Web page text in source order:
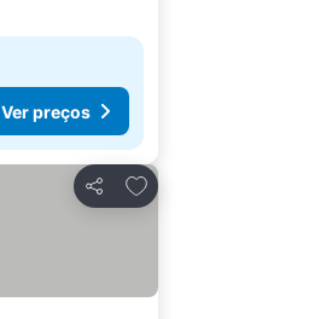
Ver preços
Partilhar
Adicionar aos favoritos